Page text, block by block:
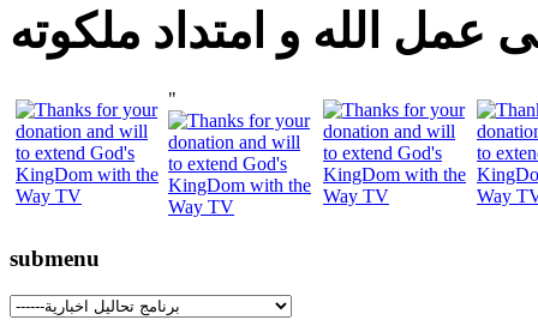
عمل الله و امتداد ملكوته
"
submenu